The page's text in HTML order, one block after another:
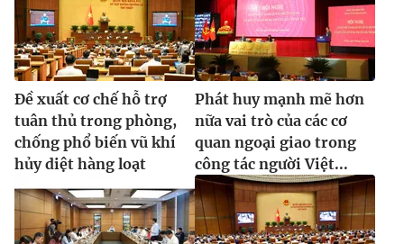
Đề xuất cơ chế hỗ trợ
tuân thủ trong phòng,
chống phổ biến vũ khí
hủy diệt hàng loạt
Phát huy mạnh mẽ hơn
nữa vai trò của các cơ
quan ngoại giao trong
công tác người Việt...